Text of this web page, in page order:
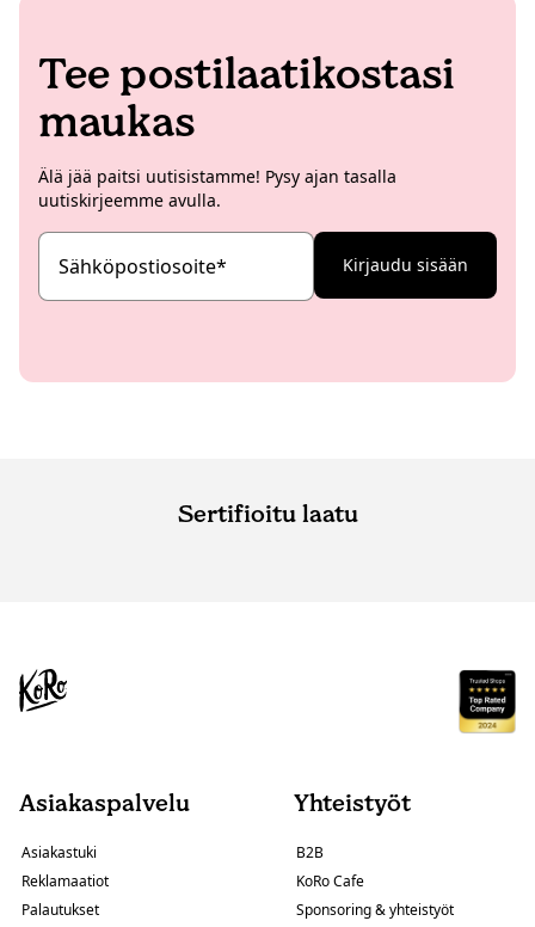
Tee postilaatikostasi
maukas
Älä jää paitsi uutisistamme! Pysy ajan tasalla
uutiskirjeemme avulla.
Sähköpostiosoite* Kirjaudu sisään
Sertifioitu laatu
Asiakaspalvelu
Asiakastuki
Reklamaatiot
Palautukset
Yhteistyöt
B2B
KoRo Cafe
Sponsoring & yhteistyöt